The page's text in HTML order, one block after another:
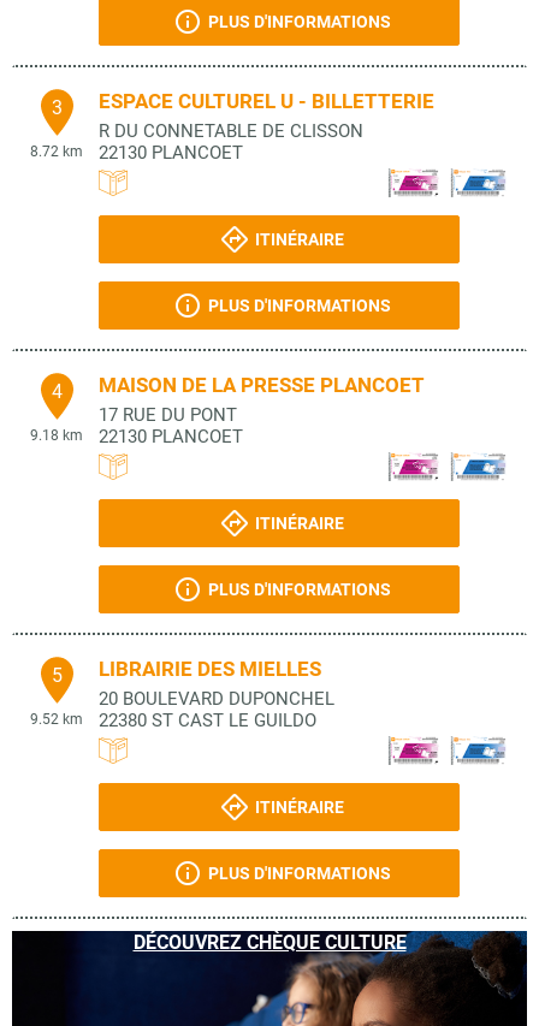
PLUS D'INFORMATIONS
3
8.72 km
ESPACE CULTUREL U - BILLETTERIE
R DU CONNETABLE DE CLISSON
22130 PLANCOET
ITINÉRAIRE
PLUS D'INFORMATIONS
4
9.18 km
MAISON DE LA PRESSE PLANCOET
17 RUE DU PONT
22130 PLANCOET
ITINÉRAIRE
PLUS D'INFORMATIONS
5
9.52 km
LIBRAIRIE DES MIELLES
20 BOULEVARD DUPONCHEL
22380 ST CAST LE GUILDO
ITINÉRAIRE
PLUS D'INFORMATIONS
DÉCOUVREZ CHÈQUE CULTURE